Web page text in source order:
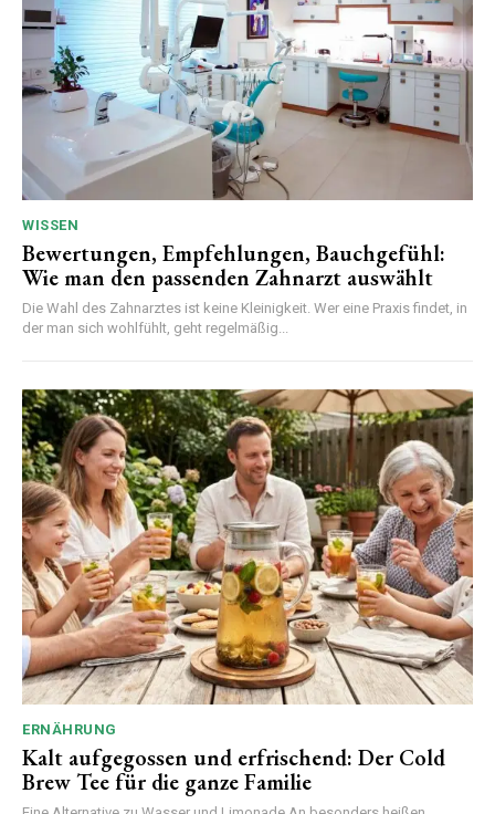
WISSEN
Bewertungen, Empfehlungen, Bauchgefühl:
Wie man den passenden Zahnarzt auswählt
Die Wahl des Zahnarztes ist keine Kleinigkeit. Wer eine Praxis findet, in
der man sich wohlfühlt, geht regelmäßig...
ERNÄHRUNG
Kalt aufgegossen und erfrischend: Der Cold
Brew Tee für die ganze Familie